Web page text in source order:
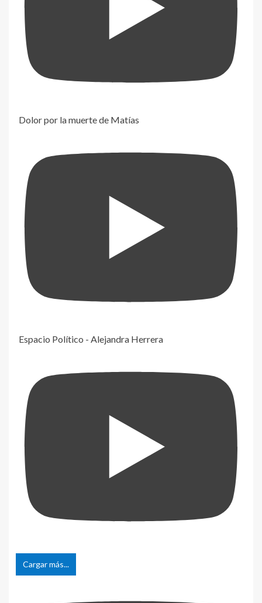
Dolor por la muerte de Matías
Espacio Político - Alejandra Herrera
Cargar más...